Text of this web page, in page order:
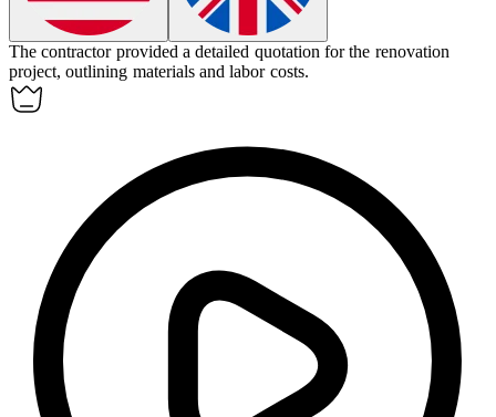
The contractor provided a detailed quotation for the renovation
project, outlining materials and labor costs.